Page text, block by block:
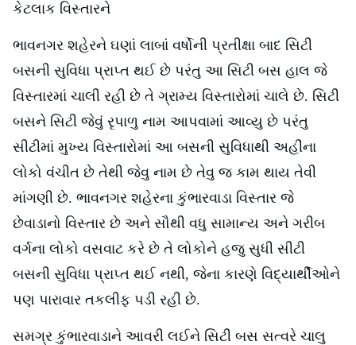
કેટલાક વિસ્તારને
ભાવનગર શહેરને ઘણાં લાબાં વર્ષોની પ્રતીક્ષા બાદ સિટી
બસની સુવિધા પ્રાપ્ત થઈ છે પરંતુ આ સિટી બસ હાલ જે
વિસ્તારમાં ચાલી રહી છે તે ગ્રામ્ય વિસ્તારોમાં ચાલે છે. સિટી
બસને સિટી જેવું રૃપાળુ નામ આપવામાં આવ્યુ છે પરંતુ
સીટીમાં મુખ્ય વિસ્તારોમાં આ બસની સુવિધાથી અહીંના
લોકો વંચીત છે તેથી જેવુ નામ છે તેવુ જ કામ થાય તેવી
માંગણી છે. ભાવનગર શહેરના કુંભારવાડા વિસ્તાર જે
છેવાડાનો વિસ્તાર છે અને સૌથી વધુ સામાન્ય અને ગરીબ
વર્ગના લોકો વસવાટ કરે છે તે લોકોને હજુ સુધી સીટી
બસની સુવિધા પ્રાપ્ત થઈ નથી, જેના કારણે વિદ્યાર્થીઓને
પણ પારાવાર તકલીફ પડી રહી છે.
સમગ્ર કુંભારવાડાને આવરી લઈને સિટી બસ સત્વરે ચાલુ